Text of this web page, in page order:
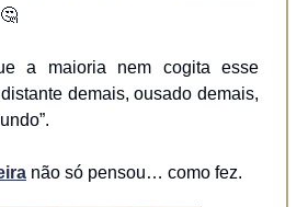
a maioria nem cogita esse
demais, ousado demais,
não só pensou… como fez.